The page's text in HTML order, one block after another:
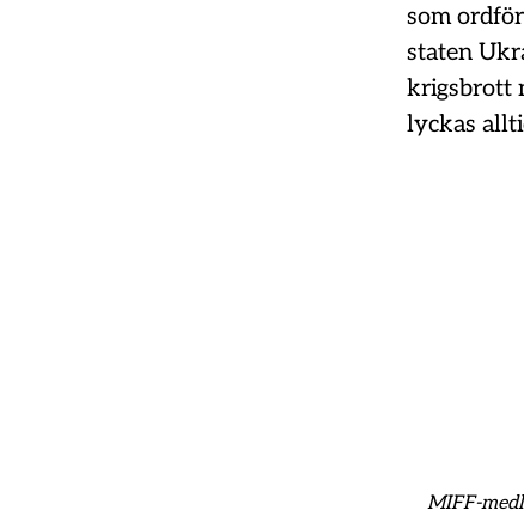
som
staten
krigsbrott
lyckas
MIFF-